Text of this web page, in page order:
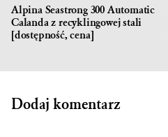
Alpina Seastrong 300 Automatic
Calanda z recyklingowej stali
[dostępność, cena]
Dodaj komentarz